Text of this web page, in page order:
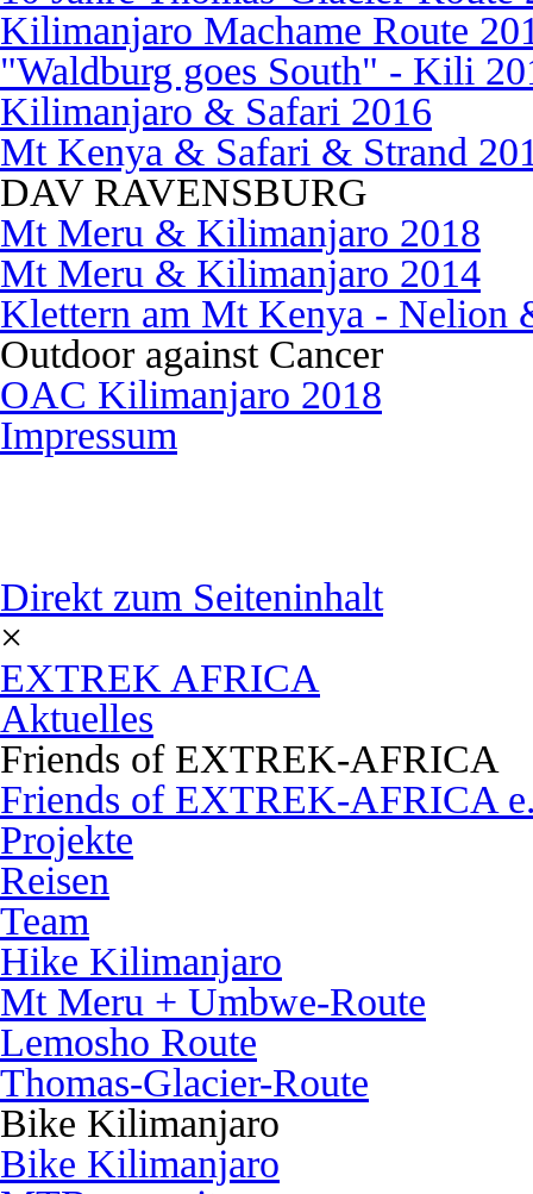
Kilimanjaro Machame Route
"Waldburg goes South" - Kili
Kilimanjaro & Safari 2016
Mt Kenya & Safari & Strand
DAV RAVENSBURG
Mt Meru & Kilimanjaro 2018
Mt Meru & Kilimanjaro 2014
Klettern am Mt Kenya - Nelion
Outdoor against Cancer
OAC Kilimanjaro 2018
Impressum
Direkt zum Seiteninhalt
×
EXTREK AFRICA
Aktuelles
Friends of EXTREK-AFRICA
Friends of EXTREK-AFRICA
Projekte
Reisen
Team
Hike Kilimanjaro
Mt Meru + Umbwe-Route
Lemosho Route
Thomas-Glacier-Route
Bike Kilimanjaro
Bike Kilimanjaro